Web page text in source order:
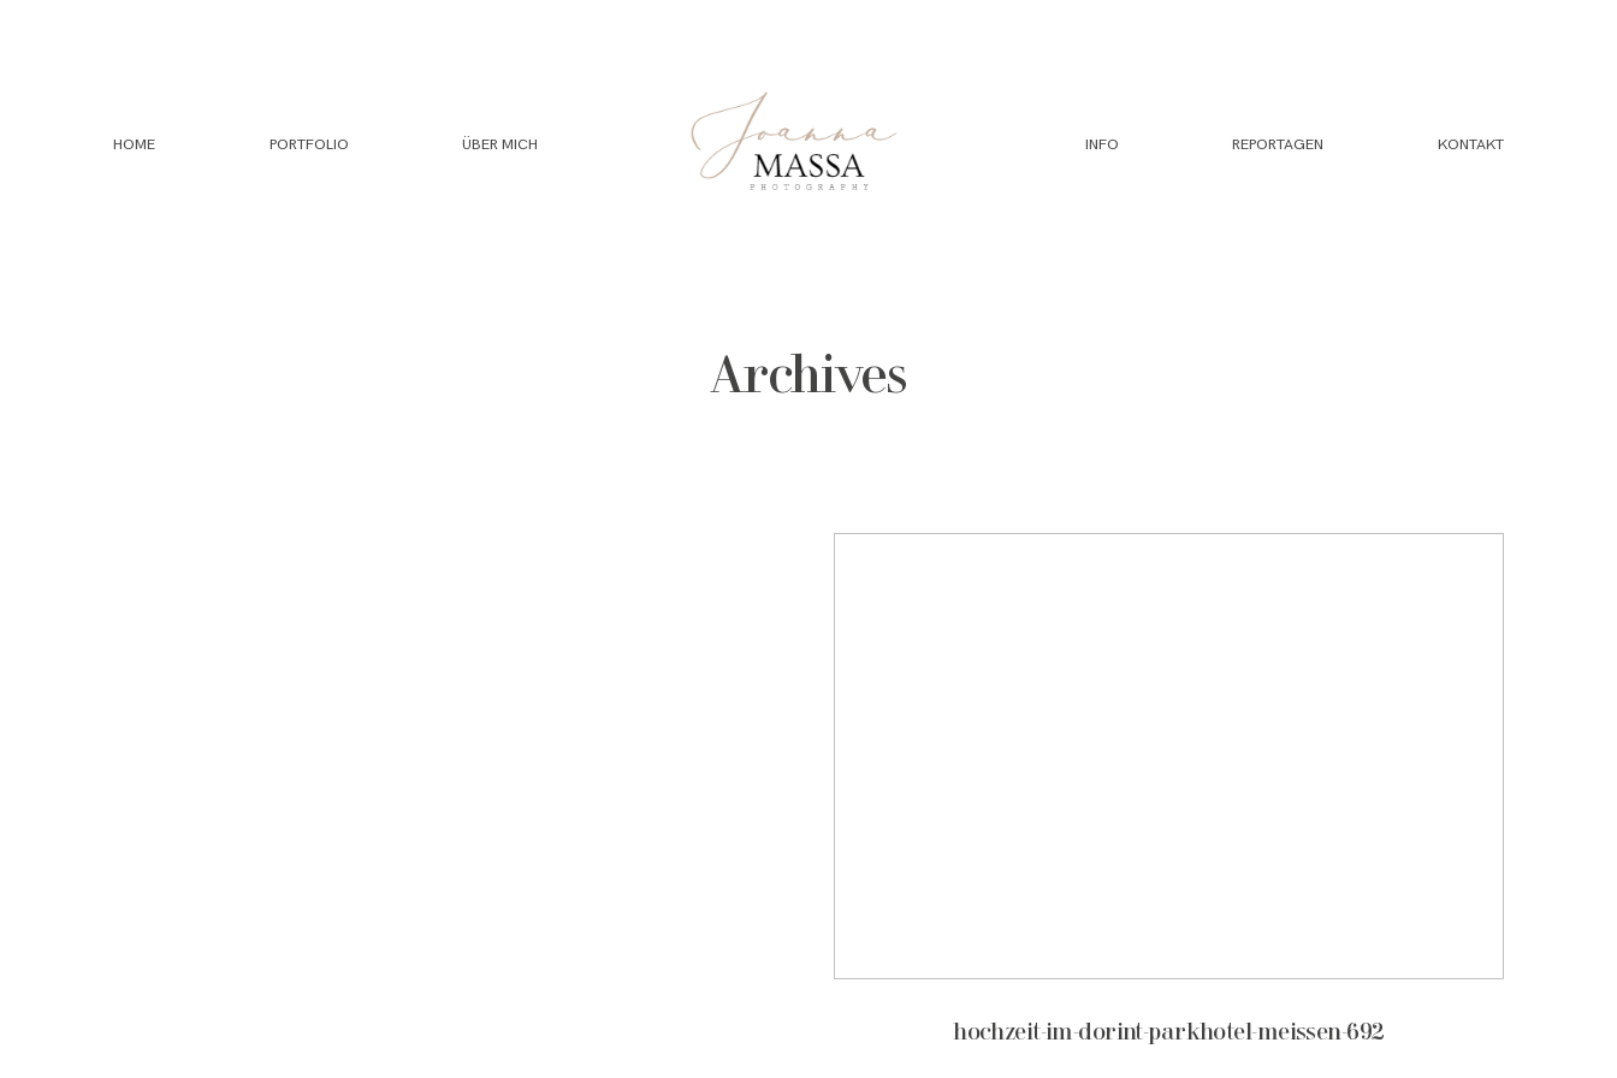
HOME PORTFOLIO ÜBER MICH INFO REPORTAGEN KONTAKT
Archives
hochzeit-im-dorint-parkhotel-meissen-692